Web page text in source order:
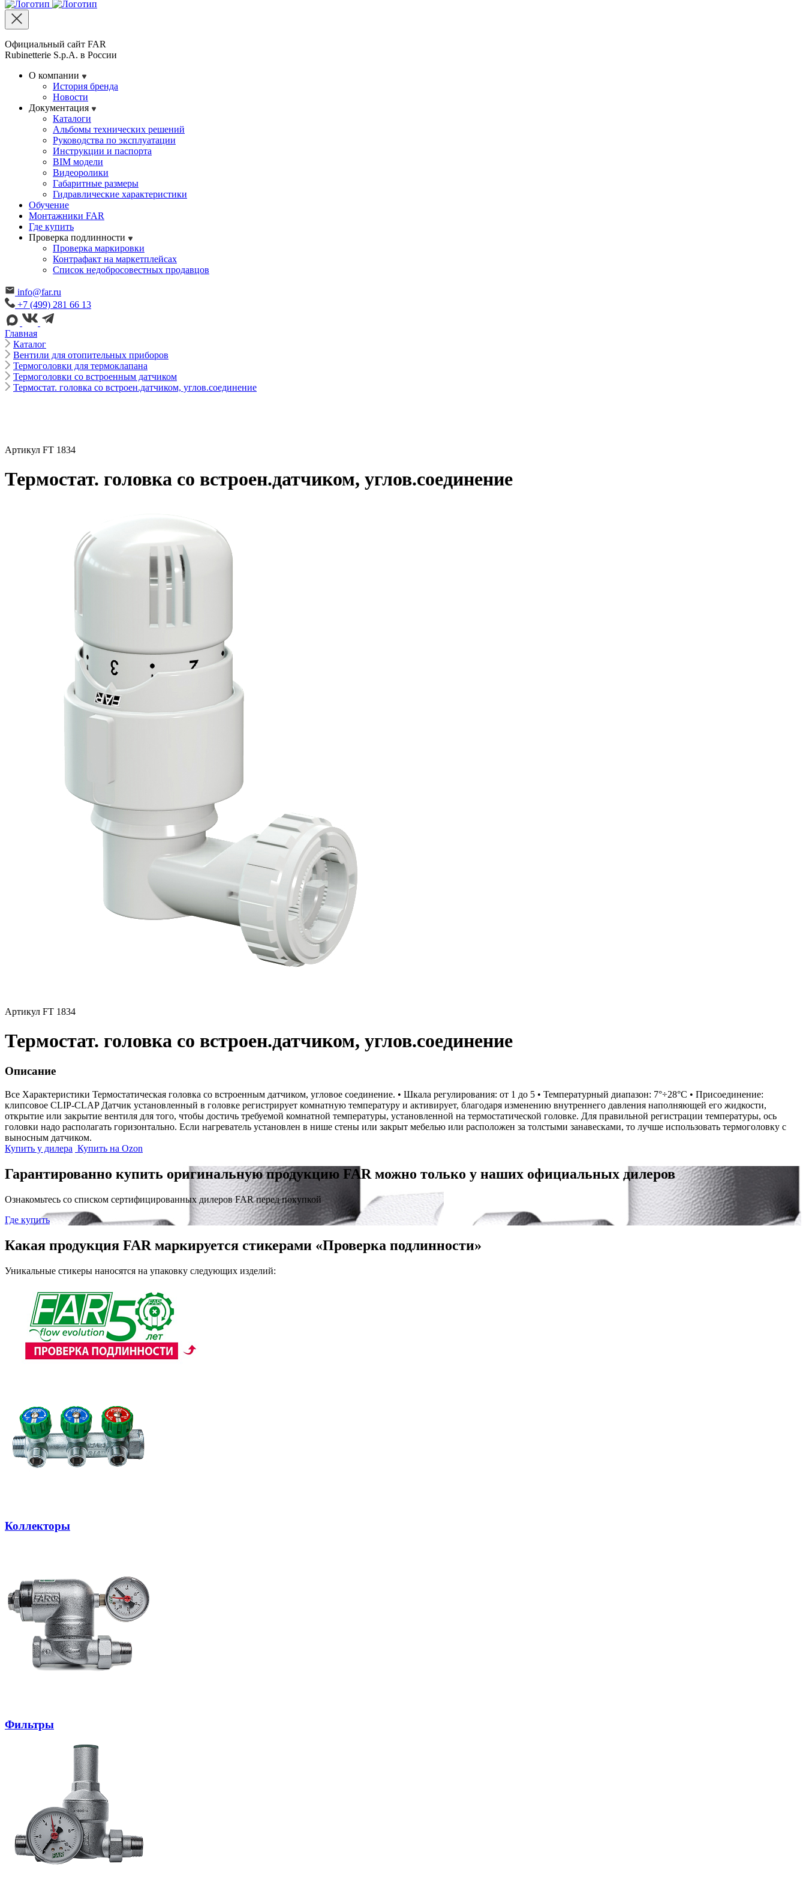
Официальный сайт FAR
Rubinetterie S.p.A. в России
О компании
История бренда
Новости
Документация
Каталоги
Альбомы технических решений
Руководства по эксплуатации
Инструкции и паспорта
BIM модели
Видеоролики
Габаритные размеры
Гидравлические характеристики
Обучение
Монтажники FAR
Где купить
Проверка подлинности
Проверка маркировки
Контрафакт на маркетплейсах
Cписок недобросовестных продавцов
info@far.ru
+7 (499) 281 66 13
Главная
Каталог
Вентили для отопительных приборов
Термоголовки для термоклапана
Термоголовки со встроенным датчиком
Термостат. головка со встроен.датчиком, углов.соединение
Артикул FT 1834
Термостат. головка со встроен.датчиком, углов.соединение
Артикул FT 1834
Термостат. головка со встроен.датчиком, углов.соединение
Описание
Все Характеристики Термостатическая головка со встроенным датчиком, угловое соединение. • Шкала регулирования: от 1 до 5 • Температурный диапазон: 7°÷28°С • Присоединение:
клипсовое CLIP-CLAP Датчик установленный в головке регистрирует комнатную температуру и активирует, благодаря изменению внутреннего давления наполняющей его жидкости,
открытие или закрытие вентиля для того, чтобы достичь требуемой комнатной температуры, установленной на термостатической головке. Для правильной регистрации температуры, ось
головки надо располагать горизонтально. Если нагреватель установлен в нише стены или закрыт мебелью или расположен за толстыми занавесками, то лучше использовать термоголовку с
выносным датчиком.
Купить у дилера Купить на Ozon
Гарантированно купить оригинальную продукцию FAR можно только у наших официальных дилеров
Ознакомьтесь со списком сертифицированных дилеров FAR перед покупкой
Где купить
Какая продукция FAR маркируется стикерами «Проверка подлинности»
Уникальные стикеры наносятся на упаковку следующих изделий:
Коллекторы
Фильтры